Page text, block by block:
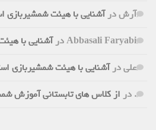
آرشدرآشنایی با هیئت شمشیربازی
Abbasali Faryabiدرآشنایی با هیئت
علیدرآشنایی با هیئت شمشیربازی
.دراز کلاس های تابستانی آموزش